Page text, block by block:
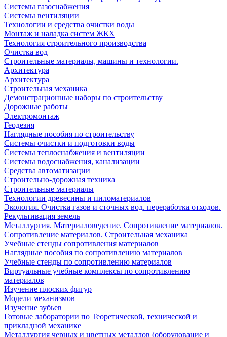
Системы газоснабжения
Системы вентиляции
Технологии и средства очистки воды
Монтаж и наладка систем ЖКХ
Технология строительного производства
Очистка вод
Строительные материалы, машины и технологии.
Архитектура
Архитектура
Cтроительная механика
Демонстрационные наборы по строительству
Дорожные работы
Электромонтаж
Геодезия
Наглядные пособия по строительству
Системы очистки и подготовки воды
Системы теплоснабжения и вентиляции
Системы водоснабжения, канализации
Средства автоматизации
Строительно-дорожная техника
Строительные материалы
Технологии древесины и пиломатериалов
Экология. Очистка газов и сточных вод. переработка отходов.
Рекультивация земель
Металлургия. Материаловедение. Сопротивление материалов.
Сопротивление материалов. Строительная механика
Учебные стенды сопротивления материалов
Наглядные пособия по сопротивлению материалов
Учебные стенды по сопротивлению материалов
Виртуальные учебные комплексы по сопротивлению
материалов
Изучение плоских фигур
Модели механизмов
Изучение зубьев
Готовые лаборатории по Теоретической, технической и
прикладной механике
Металлургия черных и цветных металлов (оборудование и